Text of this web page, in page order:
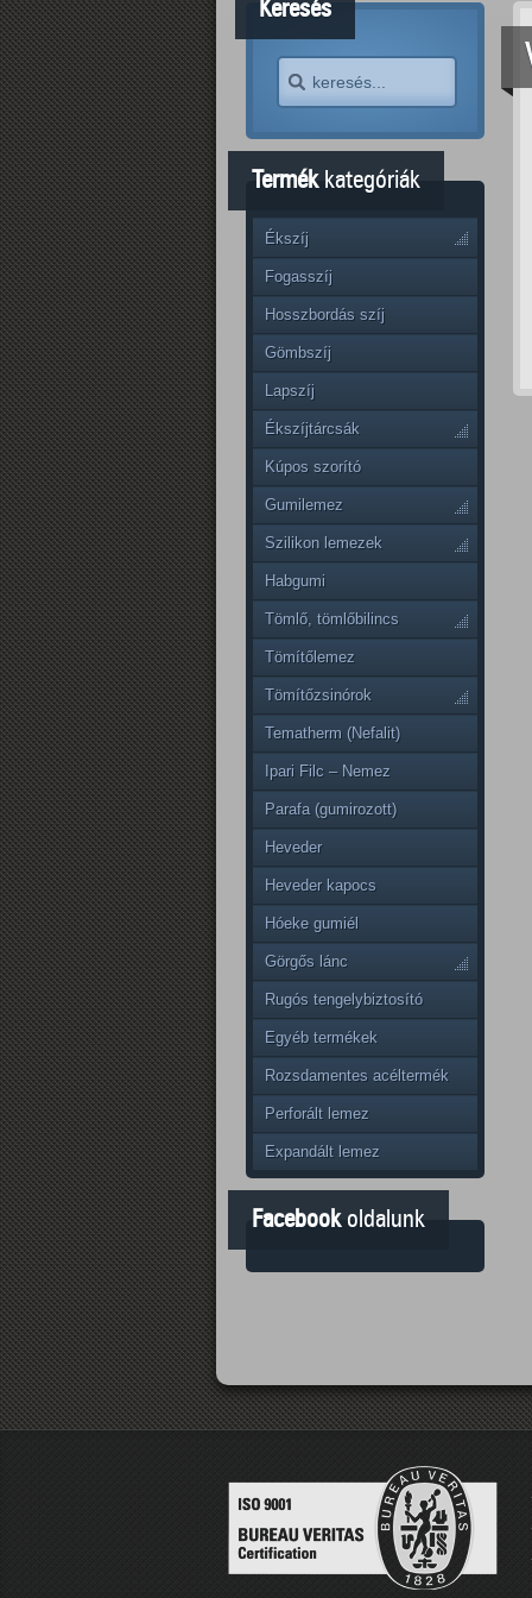
Keresés
Termékkategóriák
Ékszíj
Fogasszíj
Hosszbordás szíj
Gömbszíj
Lapszíj
Ékszíjtárcsák
Kúpos szorító
Gumilemez
Szilikon lemezek
Habgumi
Tömlő, tömlőbilincs
Tömítőlemez
Tömítőzsinórok
Tematherm (Nefalit)
Ipari Filc – Nemez
Parafa (gumirozott)
Heveder
Heveder kapocs
Hóeke gumiél
Görgős lánc
Rugós tengelybiztosító
Egyéb termékek
Rozsdamentes acéltermék
Perforált lemez
Expandált lemez
Facebookoldalunk